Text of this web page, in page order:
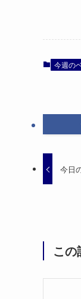
今週の
今日
こ